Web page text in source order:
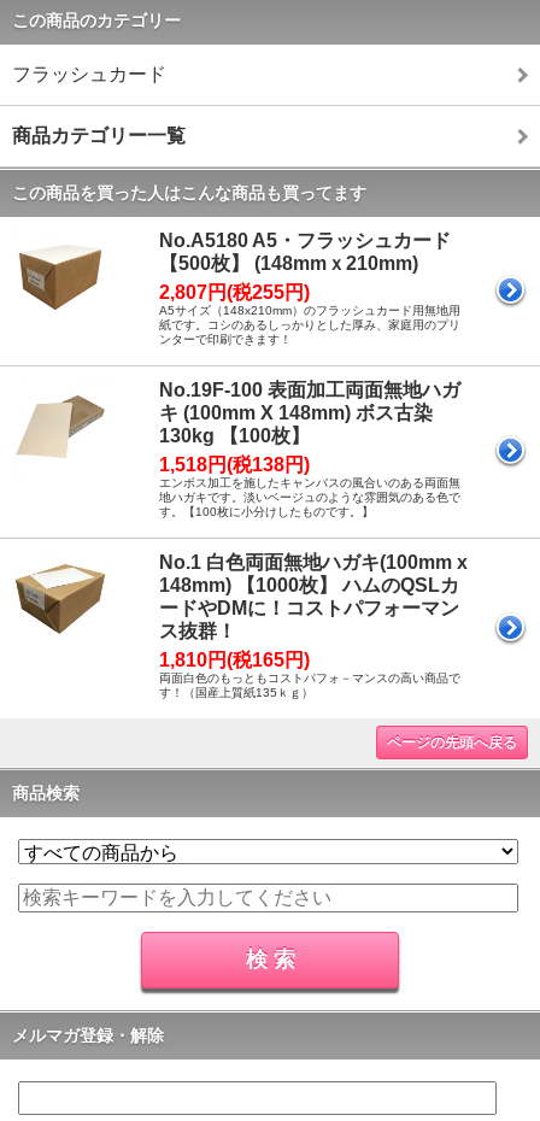
この商品のカテゴリー
フラッシュカード
商品カテゴリー一覧
この商品を買った人はこんな商品も買ってます
No.A5180 A5・フラッシュカード
【500枚】 (148mmｘ210mm)
2,807円(税255円)
A5サイズ（148x210mm）のフラッシュカード用無地用
紙です。コシのあるしっかりとした厚み、家庭用のプリ
ンターで印刷できます！
No.19F-100 表面加工両面無地ハガ
キ (100mm X 148mm) ボス古染
130kg 【100枚】
1,518円(税138円)
エンボス加工を施したキャンバスの風合いのある両面無
地ハガキです。淡いベージュのような雰囲気のある色で
す。【100枚に小分けしたものです。】
No.1 白色両面無地ハガキ(100mm x
148mm) 【1000枚】 ハムのQSLカ
ードやDMに！コストパフォーマン
ス抜群！
1,810円(税165円)
両面白色のもっともコストパフォ－マンスの高い商品で
す！（国産上質紙135ｋｇ）
ページの先頭へ戻る
商品検索
メルマガ登録・解除